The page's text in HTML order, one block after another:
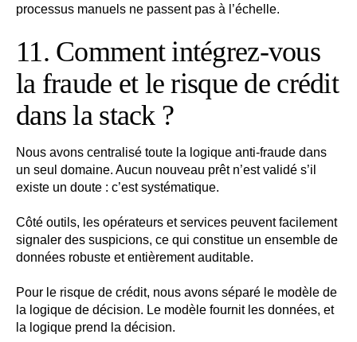
processus manuels ne passent pas à l’échelle.
11. Comment intégrez-vous
la fraude et le risque de crédit
dans la stack ?
Nous avons centralisé toute la logique anti-fraude dans
un seul domaine. Aucun nouveau prêt n’est validé s’il
existe un doute : c’est systématique.
Côté outils, les opérateurs et services peuvent facilement
signaler des suspicions, ce qui constitue un ensemble de
données robuste et entièrement auditable.
Pour le risque de crédit, nous avons séparé le modèle de
la logique de décision. Le modèle fournit les données, et
la logique prend la décision.